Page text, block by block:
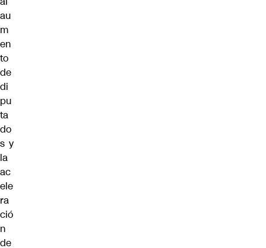
au
m
en
to
de
di
pu
ta
do
s y
la
ac
ele
ra
ció
n
de